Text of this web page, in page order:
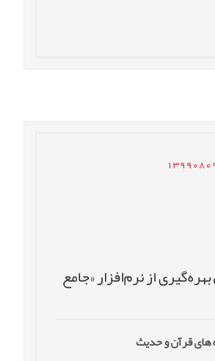
از نرم‌افزار «جامع
قرآن و حدیث